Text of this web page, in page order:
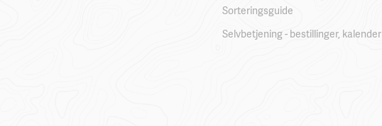
Sorteringsguide
Selvbetjening - bestillinger, kalender